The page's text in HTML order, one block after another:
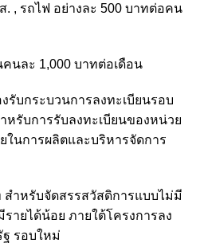
. , รถไฟ อย่างละ 500 บาทต่อคน
นละ 1,000 บาทต่อเดือน
รับกระบวนการลงทะเบียนรอบ
หรับการรับลงทะเบียนของหน่วย
ในการผลิตและบริหารจัดการ
สำหรับจัดสรรสวัสดิการแบบไม่มี
ายได้น้อย ภายใต้โครงการลง
ฐ รอบใหม่